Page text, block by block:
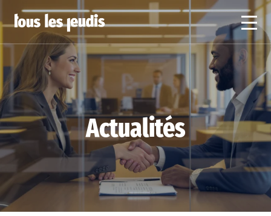
Actualités